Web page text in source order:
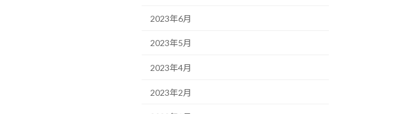
2023年6月
2023年5月
2023年4月
2023年2月